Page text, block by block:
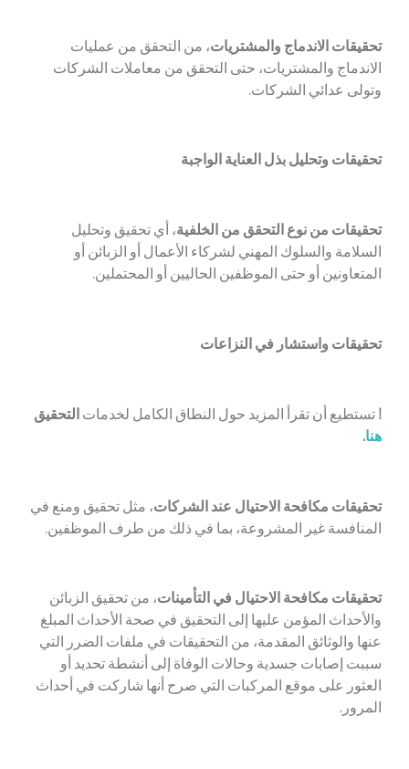
تحقيقات الاندماج والمشتريات، من التحقق من عمليات
الاندماج والمشتريات، حتى التحقق من معاملات الشركات
وتولى عدائي الشركات.
تحقيقات وتحليل بذل العناية الواجبة
تحقيقات من نوع التحقق من الخلفية، أي تحقيق وتحليل
السلامة والسلوك المهني لشركاء الأعمال أو الزبائن أو
المتعاونين أو حتى الموظفين الحاليين أو المحتملين.
تحقيقات واستشار في النزاعات
! تستطيع أن تقرأ المزيد حول النطاق الكامل لخدمات التحقيق
هنا.
تحقيقات مكافحة الاحتيال عند الشركات، مثل تحقيق ومنع في
المنافسة غير المشروعة، بما في ذلك من طرف الموظفين.
تحقيقات مكافحة الاحتيال في التأمينات، من تحقيق الزبائن
والأحداث المؤمن عليها إلى التحقيق في صحة الأحداث المبلغ
عنها والوثائق المقدمة، من التحقيقات في ملفات الضرر التي
سببت إصابات جسدية وحالات الوفاة إلى أنشطة تحديد أو
العثور على موقع المركبات التي صرح أنها شاركت في أحداث
المرور.